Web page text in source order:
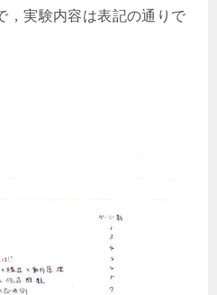
，実験内容は表記の通りで